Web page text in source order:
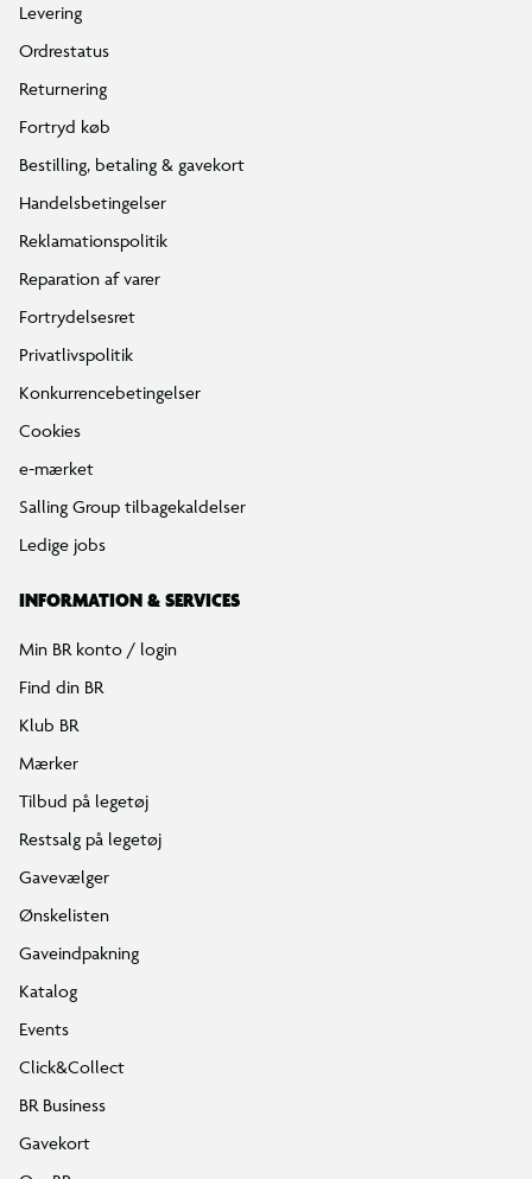
Levering
Ordrestatus
Returnering
Fortryd køb
Bestilling, betaling & gavekort
Handelsbetingelser
Reklamationspolitik
Reparation af varer
Fortrydelsesret
Privatlivspolitik
Konkurrencebetingelser
Cookies
e-mærket
Salling Group tilbagekaldelser
Ledige jobs
INFORMATION & SERVICES
Min BR konto / login
Find din BR
Klub BR
Mærker
Tilbud på legetøj
Restsalg på legetøj
Gavevælger
Ønskelisten
Gaveindpakning
Katalog
Events
Click&Collect
BR Business
Gavekort